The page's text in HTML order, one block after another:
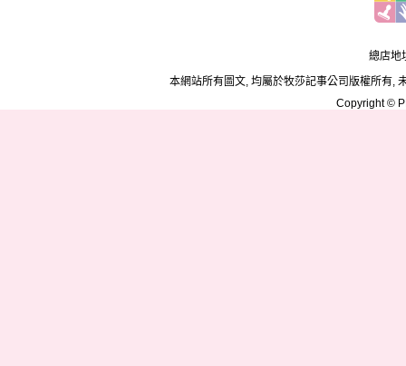
總店地
本網站所有圖文, 均屬於牧莎記事公司版權所有,
Copyright ©